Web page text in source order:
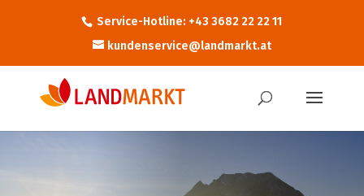
Service-Hotline: +43 3682 22 22 11
kundenservice@landmarkt.at